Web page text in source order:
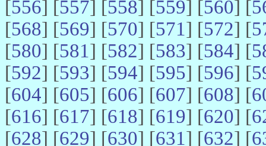
[556] [557] [558] [559] [560] [
[568] [569] [570] [571] [572] [
[580] [581] [582] [583] [584] [
[592] [593] [594] [595] [596] [
[604] [605] [606] [607] [608] [
[616] [617] [618] [619] [620] [
[628] [629] [630] [631] [632] [